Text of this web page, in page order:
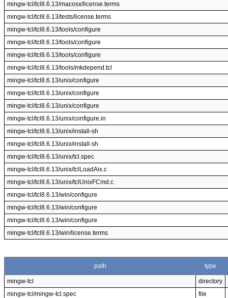
mingw-tcl/tcl8.6.13/macosx/license.terms
mingw-tcl/tcl8.6.13/tests/license.terms
mingw-tcl/tcl8.6.13/tools/configure
mingw-tcl/tcl8.6.13/tools/configure
mingw-tcl/tcl8.6.13/tools/configure
mingw-tcl/tcl8.6.13/tools/mkdepend.tcl
mingw-tcl/tcl8.6.13/unix/configure
mingw-tcl/tcl8.6.13/unix/configure
mingw-tcl/tcl8.6.13/unix/configure
mingw-tcl/tcl8.6.13/unix/configure.in
mingw-tcl/tcl8.6.13/unix/install-sh
mingw-tcl/tcl8.6.13/unix/install-sh
mingw-tcl/tcl8.6.13/unix/tcl.spec
mingw-tcl/tcl8.6.13/unix/tclLoadAix.c
mingw-tcl/tcl8.6.13/unix/tclUnixFCmd.c
mingw-tcl/tcl8.6.13/win/configure
mingw-tcl/tcl8.6.13/win/configure
mingw-tcl/tcl8.6.13/win/configure
mingw-tcl/tcl8.6.13/win/license.terms
path type
mingw-tcl
directory
mingw-tcl/mingw-tcl.spec
file